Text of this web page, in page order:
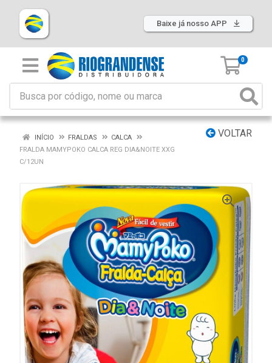
Baixe já nosso APP
0
VOLTAR
INÍCIO FRALDAS
CALCA
FRALDA MAMYPOKO CALCA REG DIA&NOITE XXG
C/12UN